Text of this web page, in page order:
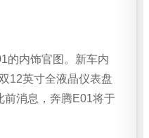
的内饰官图。新车内
12英寸全液晶仪表盘
前消息，奔腾E01将于